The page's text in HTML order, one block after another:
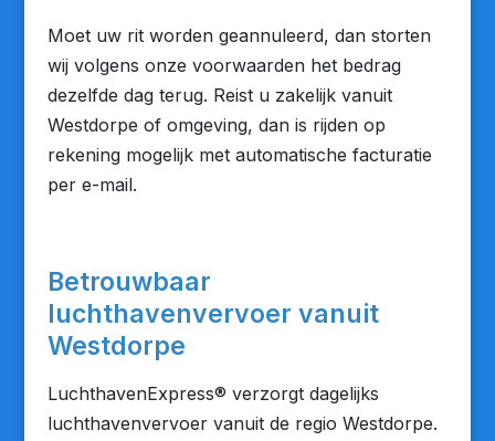
Moet uw rit worden geannuleerd, dan storten
wij volgens onze voorwaarden het bedrag
dezelfde dag terug. Reist u zakelijk vanuit
Westdorpe of omgeving, dan is rijden op
rekening mogelijk met automatische facturatie
per e-mail.
Betrouwbaar
luchthavenvervoer vanuit
Westdorpe
LuchthavenExpress® verzorgt dagelijks
luchthavenvervoer vanuit de regio Westdorpe.